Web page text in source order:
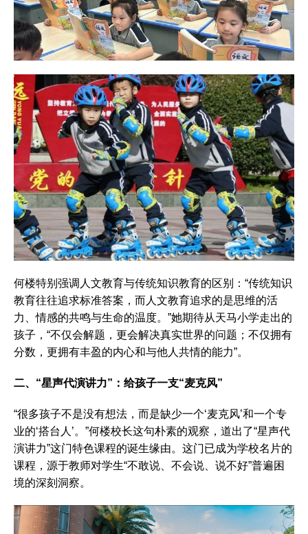
何楼特别强调人文教育与传统知识教育的区别：“传统知识
教育往往追求标准答案，而人文教育追求的是思维的活
力、情感的共鸣与生命的温度。”她期待从天马小学走出的
孩子，“不仅会解题，更会解决真实世界的问题；不仅拥有
分数，更拥有丰盈的内心和与他人共情的能力”。
二、“星声代演讲力”：给孩子一支“麦克风”
“很多孩子不是没有想法，而是缺少一个‘麦克风’和一个专
业的‘搭台人’。”何楼校长这句朴素的观察，道出了“星声代
演讲力”这门特色课程的诞生缘由。这门已成为学校名片的
课程，源于教师对学生“不敢说、不会说、说不好”普遍困
境的深刻洞察。